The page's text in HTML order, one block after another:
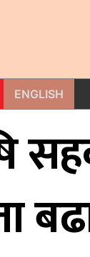
ENGLISH